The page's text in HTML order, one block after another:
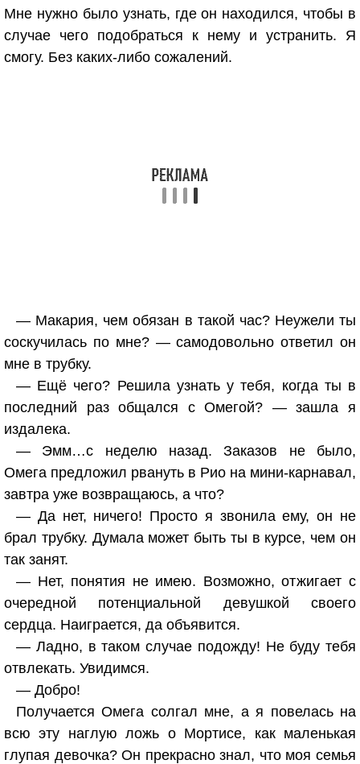
Мне нужно было узнать, где он находился, чтобы в
случае чего подобраться к нему и устранить. Я
смогу. Без каких-либо сожалений.
— Макария, чем обязан в такой час? Неужели ты
соскучилась по мне? — самодовольно ответил он
мне в трубку.
— Ещё чего? Решила узнать у тебя, когда ты в
последний раз общался с Омегой? — зашла я
издалека.
— Эмм…с неделю назад. Заказов не было,
Омега предложил рвануть в Рио на мини-карнавал,
завтра уже возвращаюсь, а что?
— Да нет, ничего! Просто я звонила ему, он не
брал трубку. Думала может быть ты в курсе, чем он
так занят.
— Нет, понятия не имею. Возможно, отжигает с
очередной потенциальной девушкой своего
сердца. Наиграется, да объявится.
— Ладно, в таком случае подожду! Не буду тебя
отвлекать. Увидимся.
— Добро!
Получается Омега солгал мне, а я повелась на
всю эту наглую ложь о Мортисе, как маленькая
глупая девочка? Он прекрасно знал, что моя семья